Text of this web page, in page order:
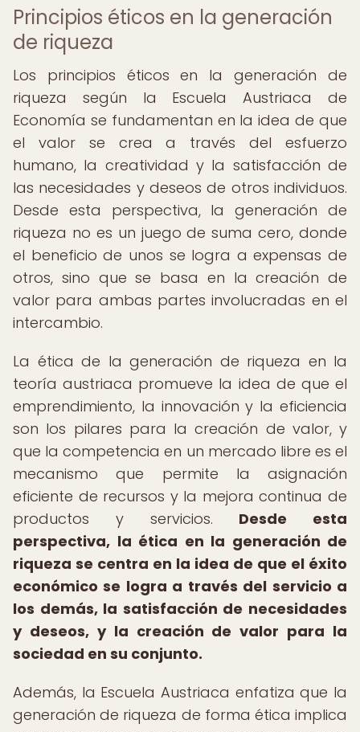
Principios éticos en la generación
de riqueza
Los principios éticos en la generación de
riqueza según la Escuela Austriaca de
Economía se fundamentan en la idea de que
el valor se crea a través del esfuerzo
humano, la creatividad y la satisfacción de
las necesidades y deseos de otros individuos.
Desde esta perspectiva, la generación de
riqueza no es un juego de suma cero, donde
el beneficio de unos se logra a expensas de
otros, sino que se basa en la creación de
valor para ambas partes involucradas en el
intercambio.
La ética de la generación de riqueza en la
teoría austriaca promueve la idea de que el
emprendimiento, la innovación y la eficiencia
son los pilares para la creación de valor, y
que la competencia en un mercado libre es el
mecanismo que permite la asignación
eficiente de recursos y la mejora continua de
productos y servicios. Desde esta
perspectiva, la ética en la generación de
riqueza se centra en la idea de que el éxito
económico se logra a través del servicio a
los demás, la satisfacción de necesidades
y deseos, y la creación de valor para la
sociedad en su conjunto.
Además, la Escuela Austriaca enfatiza que la
generación de riqueza de forma ética implica